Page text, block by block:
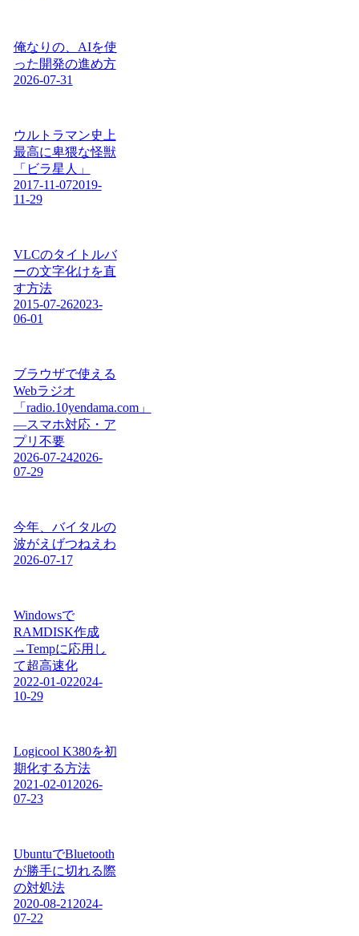
俺なりの、AIを使
った開発の進め方
2026-07-31
ウルトラマン史上
最高に卑猥な怪獣
「ビラ星人」
2017-11-072019-
11-29
VLCのタイトルバ
ーの文字化けを直
す方法
2015-07-262023-
06-01
ブラウザで使える
Webラジオ
「radio.10yendama.com」
―スマホ対応・ア
プリ不要
2026-07-242026-
07-29
今年、バイタルの
波がえげつねえわ
2026-07-17
Windowsで
RAMDISK作成
→Tempに応用し
て超高速化
2022-01-022024-
10-29
Logicool K380を初
期化する方法
2021-02-01 2026-
07-23
UbuntuでBluetooth
が勝手に切れる際
の対処法
2020-08-21 2024-
07-22